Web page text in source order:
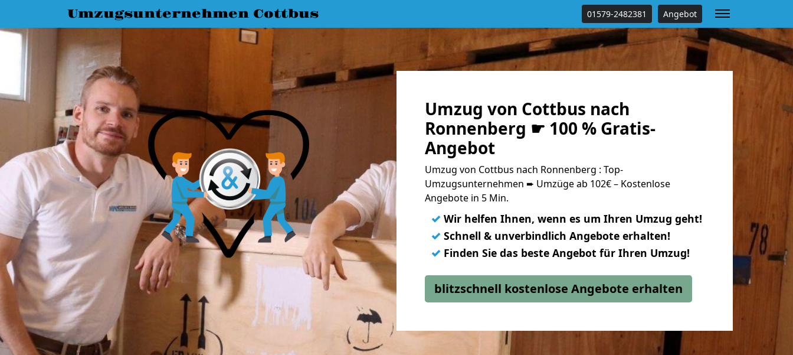
Umzugsunternehmen Cottbus 01579-2482381 Angebot
Umzug von Cottbus nach
Ronnenberg ☛ 100 % Gratis-
Angebot
Umzug von Cottbus nach Ronnenberg : Top-
Umzugsunternehmen ➨ Umzüge ab 102€ – Kostenlose
Angebote in 5 Min.
✓ Wir helfen Ihnen, wenn es um Ihren Umzug geht!
✓ Schnell & unverbindlich Angebote erhalten!
✓ Finden Sie das beste Angebot für Ihren Umzug!
blitzschnell kostenlose Angebote erhalten